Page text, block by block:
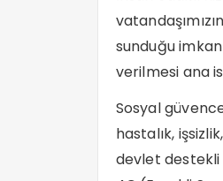
sunduğu
verilmesi ana
Sosyal
hastalık,
devlet destekli